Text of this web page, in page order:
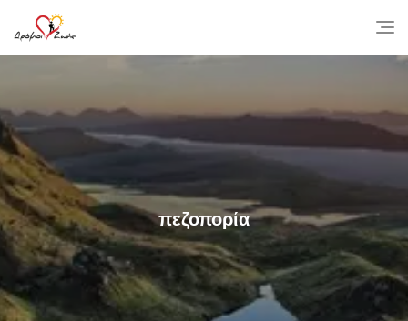
content
πεζοπορία